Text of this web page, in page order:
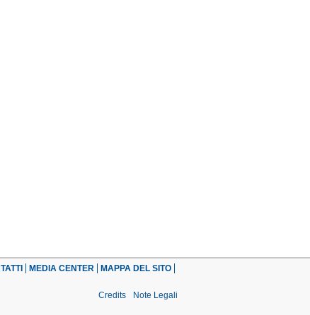
MEDIA CENTER MAPPA DEL SITO
Credits Note Legali